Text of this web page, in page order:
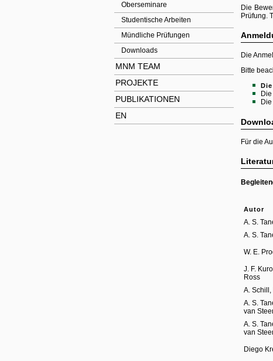
Oberseminare
Studentische Arbeiten
Mündliche Prüfungen
Downloads
MNM TEAM
PROJEKTE
PUBLIKATIONEN
EN
Die
Prüfung.
Die
Bitte
Für die
Autor
A. S.
A. S.
W. E.
J. F.
Ross
A. Schill,
A. S.
van
A. S.
van
Diego